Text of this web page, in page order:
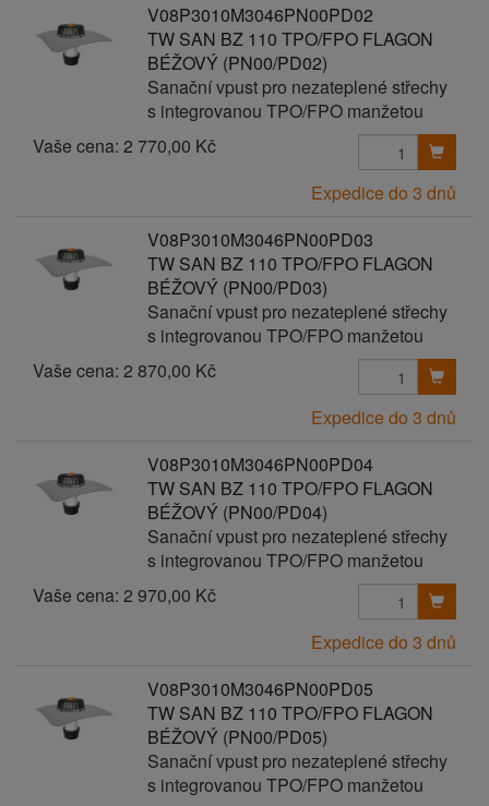
V08P3010M3046PN00PD02
TW SAN BZ 110 TPO/FPO FLAGON
BÉŽOVÝ (PN00/PD02)
Sanační vpust pro nezateplené střechy
s integrovanou TPO/FPO manžetou
Vaše cena: 2 770,00 Kč
Expedice do 3 dnů
V08P3010M3046PN00PD03
TW SAN BZ 110 TPO/FPO FLAGON
BÉŽOVÝ (PN00/PD03)
Sanační vpust pro nezateplené střechy
s integrovanou TPO/FPO manžetou
Vaše cena: 2 870,00 Kč
Expedice do 3 dnů
V08P3010M3046PN00PD04
TW SAN BZ 110 TPO/FPO FLAGON
BÉŽOVÝ (PN00/PD04)
Sanační vpust pro nezateplené střechy
s integrovanou TPO/FPO manžetou
Vaše cena: 2 970,00 Kč
Expedice do 3 dnů
V08P3010M3046PN00PD05
TW SAN BZ 110 TPO/FPO FLAGON
BÉŽOVÝ (PN00/PD05)
Sanační vpust pro nezateplené střechy
s integrovanou TPO/FPO manžetou